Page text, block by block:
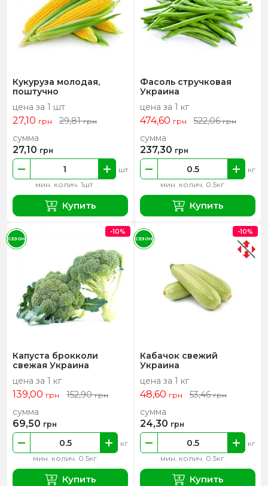
Кукуруза молодая,
поштучно
цена за 1 шт
27,10 грн 29,81грн
мин. колич. 1шт
шт
сумма
27,10 грн
Купить
Фасоль стручковая
Украина
цена за 1 кг
474,60 грн 522,06грн
мин. колич. 0.5кг
кг
сумма
237,30 грн
Купить
Капуста брокколи
свежая Украина
цена за 1 кг
139,00 грн 152,90грн
мин. колич. 0.5кг
кг
сумма
69,50 грн
Купить
-10%
СЕЗОН
Кабачок свежий
Украина
цена за 1 кг
48,60 грн 53,46грн
мин. колич. 0.5кг
кг
сумма
24,30 грн
Купить
-10%
СЕЗОН